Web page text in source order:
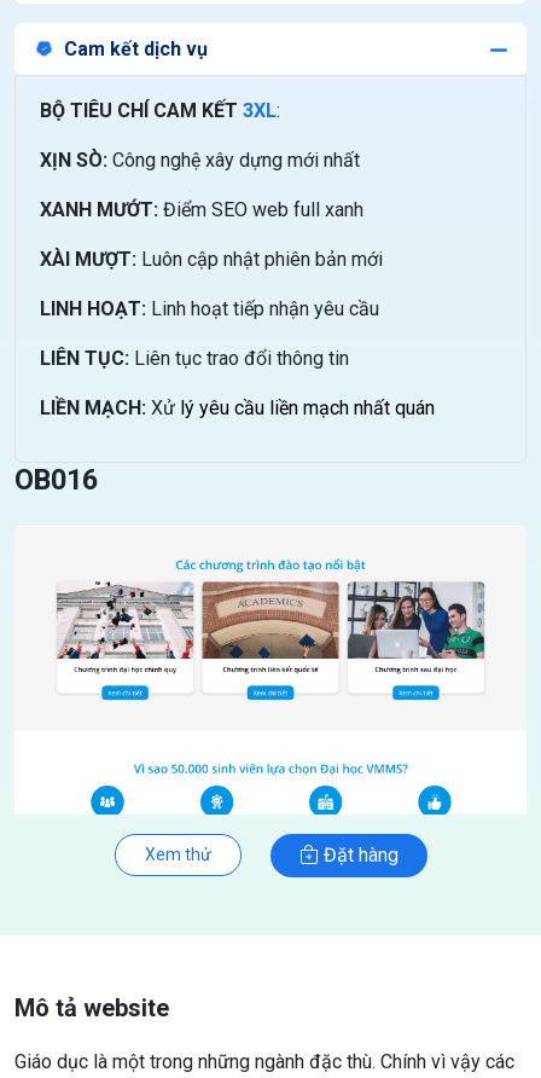
Cam kết dịch vụ
BỘ TIÊU CHÍ CAM KẾT 3XL:
XỊN SÒ: Công nghệ xây dựng mới nhất
XANH MƯỚT: Điểm SEO web full xanh
XÀI MƯỢT: Luôn cập nhật phiên bản mới
LINH HOẠT: Linh hoạt tiếp nhận yêu cầu
LIÊN TỤC: Liên tục trao đổi thông tin
LIỀN MẠCH: Xử lý yêu cầu liền mạch nhất quán
OB016
Xem thử Đặt hàng
Mô tả website
Giáo dục là một trong những ngành đặc thù. Chính vì vậy các